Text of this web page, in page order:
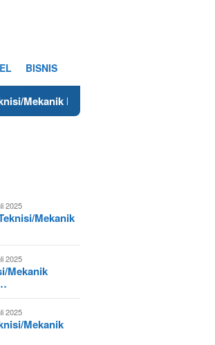
BISNIS
Lulusan SMA/SMK Terdekat di Cilacap
2025
Mekanik
2025
Mekanik
2025
Mekanik